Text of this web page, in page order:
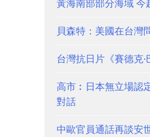
黃海南部部分海域
貝森特：美國在台灣
台灣抗日片《賽德克
高市︰日本無立場認
對話
中歐官員通話再談安